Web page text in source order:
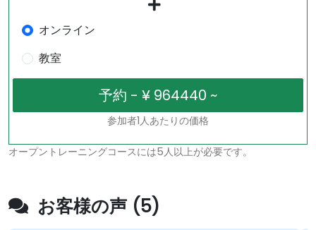
オンライン
教室
参加者1人あたりの価格
オープントレーニングコースには5人以上が必要です。
お客様の声 (5)